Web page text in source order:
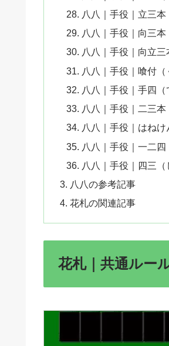
八八｜手役｜立三本
八八｜手役｜向三本
八八｜手役｜向立三
八八｜手役｜喰付（
八八｜手役｜手四（
八八｜手役｜二三本
八八｜手役｜はねけ
八八｜手役｜一二四
八八｜手役｜四三（
八八の参考記事
花札の関連記事
花札｜共通ルー